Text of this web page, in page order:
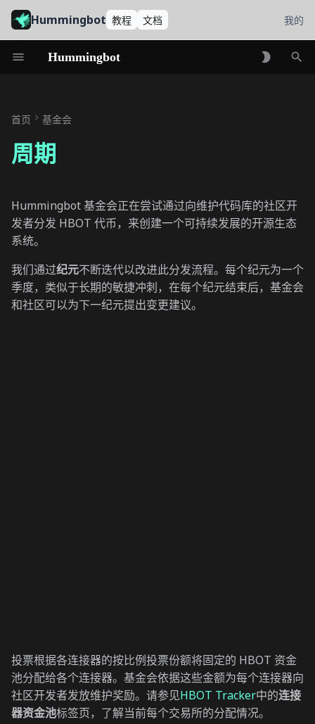
Hummingbot 教程 文档 我的
Hummingbot
始
搜CLOB 去中心化交易所连接
Gateway DEX 连接器
第 12 纪元 (2025 年第二季度)
CEX 连接器
第 9 纪元 (2024 年第三季度)
CEX 连接器
首页 基金会
周期
Hummingbot 基金会正在尝试通过向维护代码库的社区开
发者分发 HBOT 代币，来创建一个可持续发展的开源生态
系统。
我们通过纪元不断迭代以改进此分发流程。每个纪元为一个
季度，类似于长期的敏捷冲刺，在每个纪元结束后，基金会
和社区可以为下一纪元提出变更建议。
投票根据各连接器的按比例投票份额将固定的 HBOT 资金
池分配给各个连接器。基金会依据这些金额为每个连接器向
社区开发者发放维护奖励。请参见HBOT Tracker中的连接
器资金池标签页，了解当前每个交易所的分配情况。